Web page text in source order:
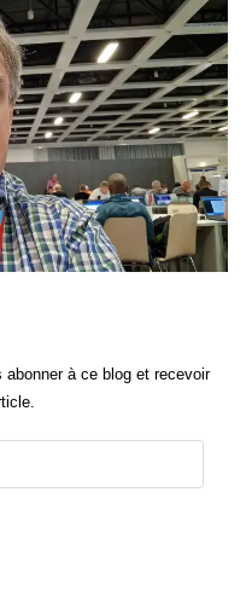
à ce blog et recevoir